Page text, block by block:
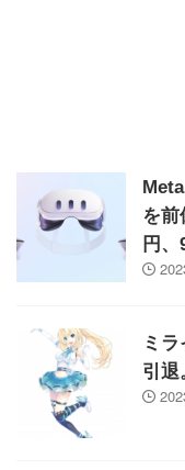
を前
円
ミ
引退